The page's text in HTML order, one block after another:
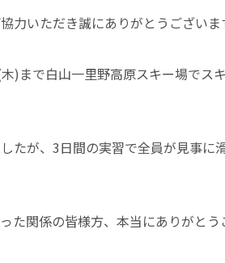
力いただき誠にありがとうございま
で白山一里野高原スキー場でス
たが、3日間の実習で全員が見事に
た関係の皆様方、本当にありがとう